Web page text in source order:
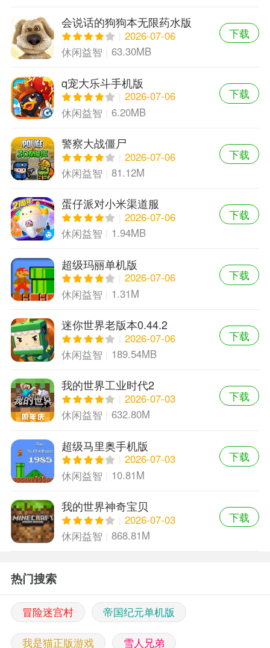
会说话的狗狗本无限药水版
2026-07-06
休闲益智
63.30MB
下载
q宠大乐斗手机版
2026-07-06
休闲益智
6.20MB
下载
警察大战僵尸
2026-07-06
休闲益智
81.12M
下载
蛋仔派对小米渠道服
2026-07-06
休闲益智
1.94MB
下载
超级玛丽单机版
2026-07-06
休闲益智
1.31M
下载
迷你世界老版本0.44.2
2026-07-06
休闲益智
189.54MB
下载
我的世界工业时代2
2026-07-03
休闲益智
632.80M
下载
超级马里奥手机版
2026-07-03
休闲益智
10.81M
下载
我的世界神奇宝贝
2026-07-03
休闲益智
868.81M
下载
热门搜索
冒险迷宫村 帝国纪元单机版
我是猫正版游戏 雪人兄弟